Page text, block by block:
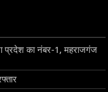
प्रदेश का नंबर-1, महराजगंज